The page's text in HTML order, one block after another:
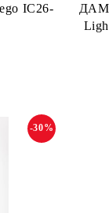
IC26-
-30%